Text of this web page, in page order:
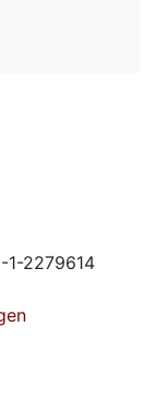
1-2279614